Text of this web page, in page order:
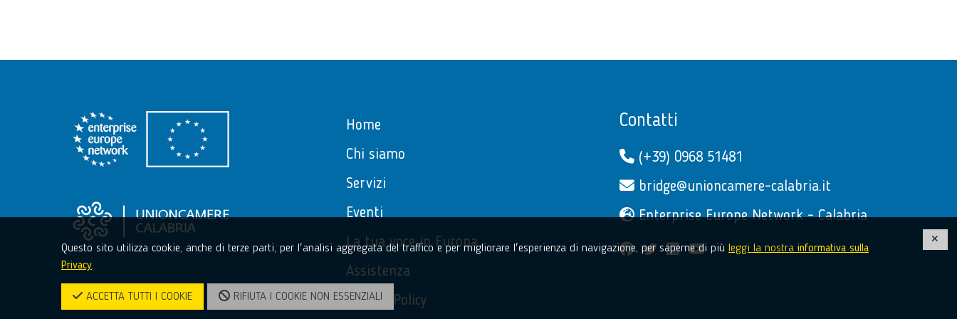
Home
Chi siamo
Servizi
Eventi
La tua voce in Europa
Assistenza
Privacy Policy
Contatti
(+39) 0968 51481
bridge@unioncamere-calabria.it
Enterprise Europe Network - Calabria
facebooktwitterlinkedinyoutube
Questo sito utilizza cookie, anche di terze parti, per l'analisi aggregata del traffico e per migliorare l'esperienza di navigazione, per saperne di più leggi la nostra informativa sulla
Privacy.
ACCETTA TUTTI I COOKIE RIFIUTA I COOKIE NON ESSENZIALI